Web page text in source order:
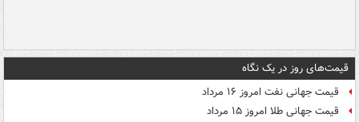
قیمت‌های روز در یک نگاه
قیمت جهانی نفت امروز ۱۶ مرداد
قیمت جهانی طلا امروز ۱۵ مرداد